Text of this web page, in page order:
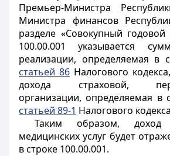
Премьер-Министра
Министра финансов
разделе «Совокупный
100.00.001 указывается
реализации, определяемая в
статьей 86 Налогового
дохода страховой,
организации, определяемая в
статьей 89-1 Налогового
Таким образом, доход
медицинских услуг будет
в строке 100.00.001.